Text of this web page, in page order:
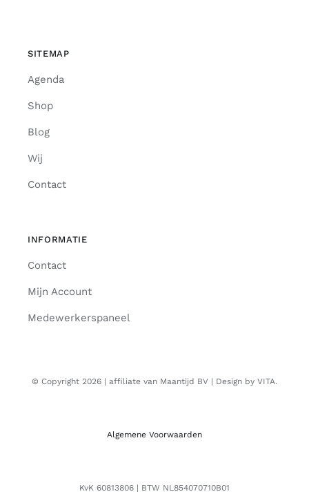
SITEMAP
Agenda
Shop
Blog
Wij
Contact
INFORMATIE
Contact
Mijn Account
Medewerkerspaneel
© Copyright 2026 | affiliate van Maantijd BV | Design by VITA.
Algemene Voorwaarden
KvK 60813806 | BTW NL854070710B01